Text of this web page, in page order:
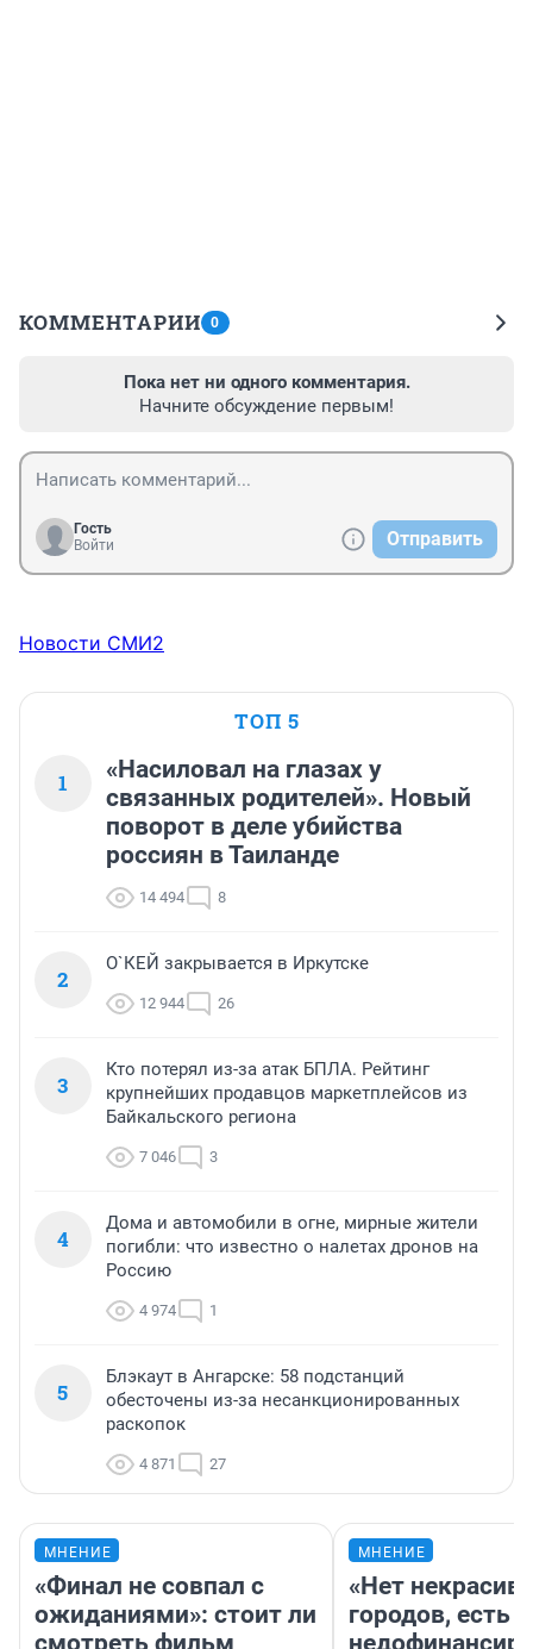
КОММЕНТАРИИ 0
Пока нет ни одного комментария.
Начните обсуждение первым!
Гость
Войти
Отправить
Новости СМИ2
ТОП 5
1
«Насиловал на глазах у
связанных родителей». Новый
поворот в деле убийства
россиян в Таиланде
14 494 8
2
О`КЕЙ закрывается в Иркутске
12 944 26
3
Кто потерял из-за атак БПЛА. Рейтинг
крупнейших продавцов маркетплейсов из
Байкальского региона
7 046 3
4
Дома и автомобили в огне, мирные жители
погибли: что известно о налетах дронов на
Россию
4 974 1
5
Блэкаут в Ангарске: 58 подстанций
обесточены из-за несанкционированных
раскопок
4 871 27
МНЕНИЕ
«Финал не совпал с
ожиданиями»: стоит ли
смотреть фильм
МНЕНИЕ
«Нет
городов, есть